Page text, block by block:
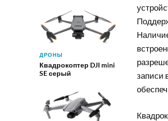
ДРОНЫ
Квадрокоптер DJI mini
SE серый
записи